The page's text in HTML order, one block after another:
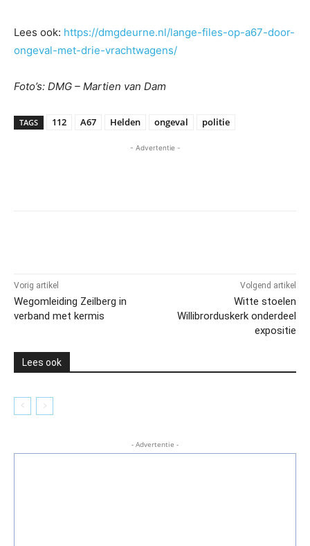
Lees ook: https://dmgdeurne.nl/lange-files-op-a67-door-
ongeval-met-drie-vrachtwagens/
Foto’s: DMG – Martien van Dam
TAGS 112 A67 Helden ongeval politie
- Advertentie -
Vorig artikel
Wegomleiding Zeilberg in
verband met kermis
Volgend artikel
Witte stoelen
Willibrorduskerk onderdeel
expositie
Lees ook
- Advertentie -